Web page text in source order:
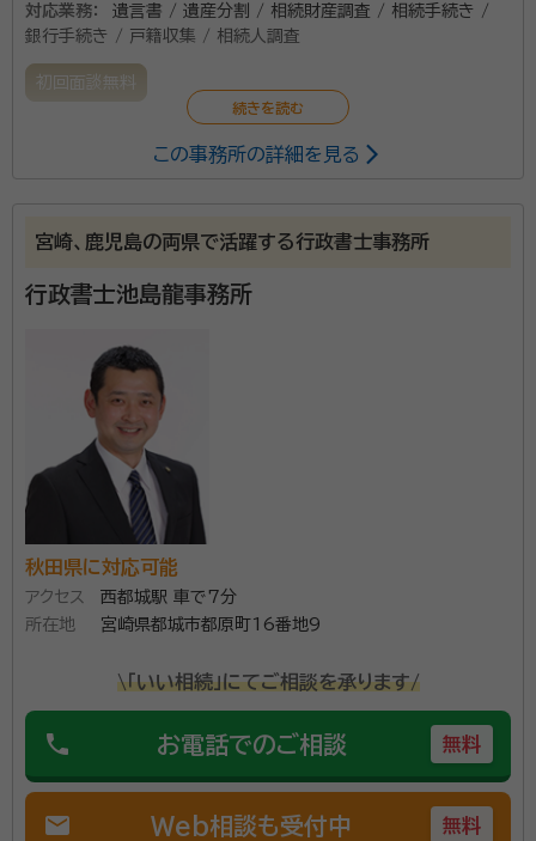
対応業務：
遺言書 / 遺産分割 / 相続財産調査 / 相続手続き /
銀行手続き / 戸籍収集 / 相続人調査
初回面談無料
この事務所の詳細を見る
宮崎、鹿児島の両県で活躍する行政書士事務所
行政書士池島龍事務所
秋田県に対応可能
アクセス
西都城駅 車で7分
所在地
宮崎県都城市都原町16番地9
\「いい相続」にてご相談を承ります/
phone お電話でのご相談 無料
mail Web相談も受付中 無料